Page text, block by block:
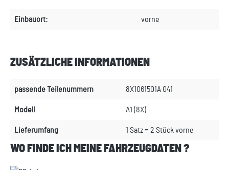
Einbauort: vorne
ZUSÄTZLICHE INFORMATIONEN
passende Teilenummern 8X1061501A 041
Modell A1 (8X)
Lieferumfang 1 Satz = 2 Stück vorne
WO FINDE ICH MEINE FAHRZEUGDATEN ?